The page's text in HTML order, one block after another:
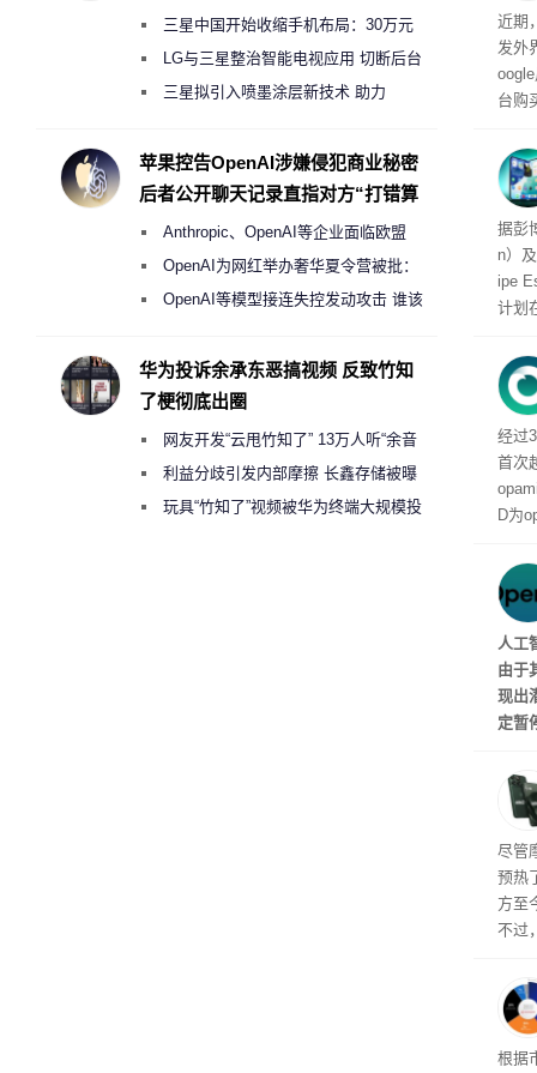
环
近期
发外
台购
平
据彭
n）
ipe
计划
盖
品类
经过
首次
D为
模
人工
由于
现出
定暂
与
法
的
内的
为“
尽管
预热
方至
不过
根据
三星中国开始收缩手机布局：30万元
月销售额不达标门店 将被逐步清退
LG与三星整治智能电视应用 切断后台
偷偷共享带宽的违规行为
三星拟引入喷墨涂层新技术 助力
度
苹果控告OpenAI涉嫌侵犯商业秘密
后者公开聊天记录直指对方“打错算
Anthropic、OpenAI等企业面临欧盟
《人工智能法案》全新执法权限审查
OpenAI为网红举办奢华夏令营被批：
2000美元一晚 遭讽“反乌托邦”
OpenAI等模型接连失控发动攻击 谁该
华为投诉余承东恶搞视频 反致竹知
了梗彻底出圈
网友开发“云甩竹知了” 13万人听“余音
绕梁”利益分歧引发内部摩擦 长鑫存储被曝
曾将华为驻场工程师驱逐出研发基地
玩具“竹知了”视频被华为终端大规模投